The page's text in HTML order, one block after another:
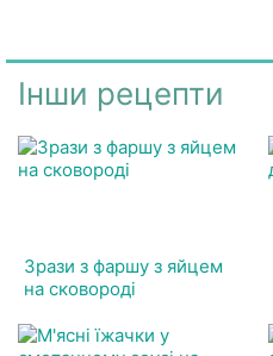
Інши рецепти
Зрази з фаршу з яйцем
на сковороді